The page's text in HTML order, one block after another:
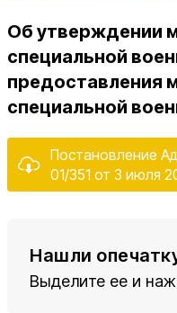
Об утверждении
специальной
предоставления
специальной
Постановление
01/351 от 3 июля
Нашли
Выделите ее и